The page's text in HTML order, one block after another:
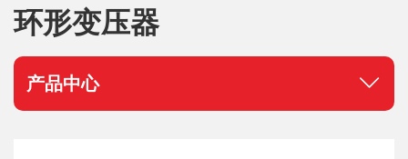
环形变压器
产品中心